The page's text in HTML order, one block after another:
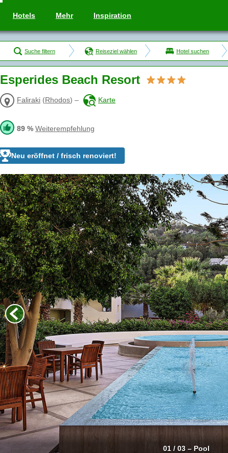
Hotels Mehr Inspiration
Suche filtern Reiseziel wählen Hotel suchen
Esperides Beach Resort
Faliraki (Rhodos) – Karte
89 % Weiterempfehlung
Neu eröffnet / frisch renoviert!
01 / 03 – Pool